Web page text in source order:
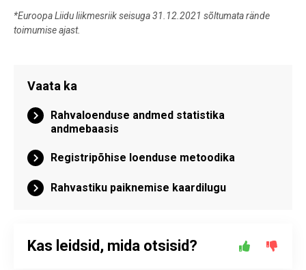
*Euroopa Liidu liikmesriik seisuga 31.12.2021 sõltumata rände
toimumise ajast.
Vaata ka
Rahvaloenduse andmed statistika
andmebaasis
Registripõhise loenduse metoodika
Rahvastiku paiknemise kaardilugu
Kas leidsid, mida otsisid?